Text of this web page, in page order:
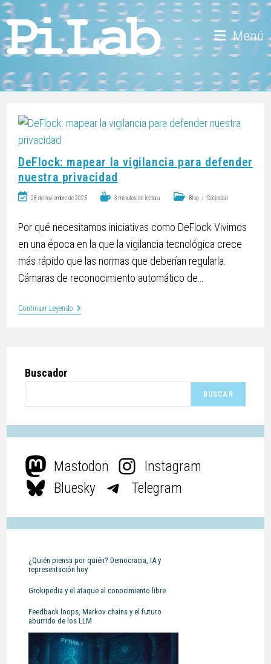
Menú
DeFlock: mapear la vigilancia para defender
nuestra privacidad
28 de noviembre de 2025 3 minutos de lectura Blog / Sociedad
Por qué necesitamos iniciativas como DeFlock Vivimos
en una época en la que la vigilancia tecnológica crece
más rápido que las normas que deberían regularla.
Cámaras de reconocimiento automático de…
Continuar Leyendo
Buscador
BUSCAR
Mastodon
Instagram
Bluesky
Telegram
¿Quién piensa por quién? Democracia, IA y
representación hoy
Grokipedia y el ataque al conocimiento libre
Feedback loops, Markov chains y el futuro
aburrido de los LLM